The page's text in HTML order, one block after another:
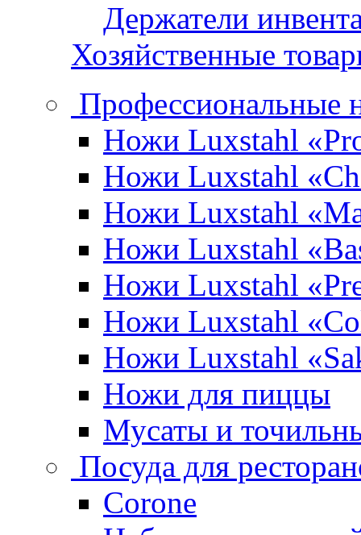
Держатели
Хозяйственные
Профессиональные
Ножи Luxstahl
Ножи Luxstahl
Ножи Luxstahl
Ножи Luxstahl
Ножи Luxstahl
Ножи Luxstahl
Ножи Luxstahl
Ножи для пиццы
Мусаты и
Посуда для
Corone